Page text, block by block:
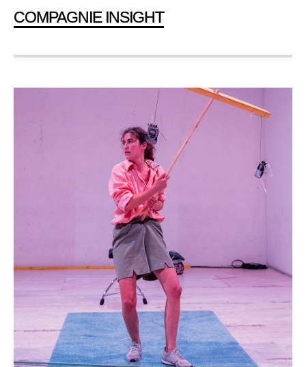
COMPAGNIE INSIGHT